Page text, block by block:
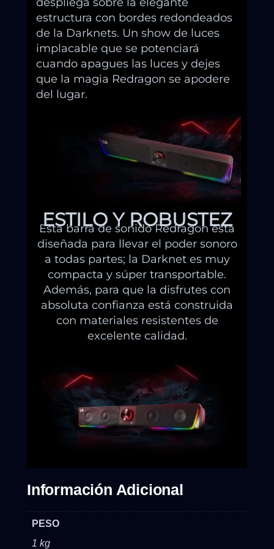
estructura con bordes redondeados
de la Darknets. Un show de luces
implacable que se potenciará
cuando apagues las luces y dejes
que la magia Redragon se apodere
del lugar.
ESTILO Y ROBUSTEZ
Esta barra de sonido Redragon está
diseñada para llevar el poder sonoro
a todas partes; la Darknet es muy
compacta y súper transportable.
Además, para que la disfrutes con
absoluta confianza está construida
con materiales resistentes de
excelente calidad.
Información Adicional
PESO
1 kg